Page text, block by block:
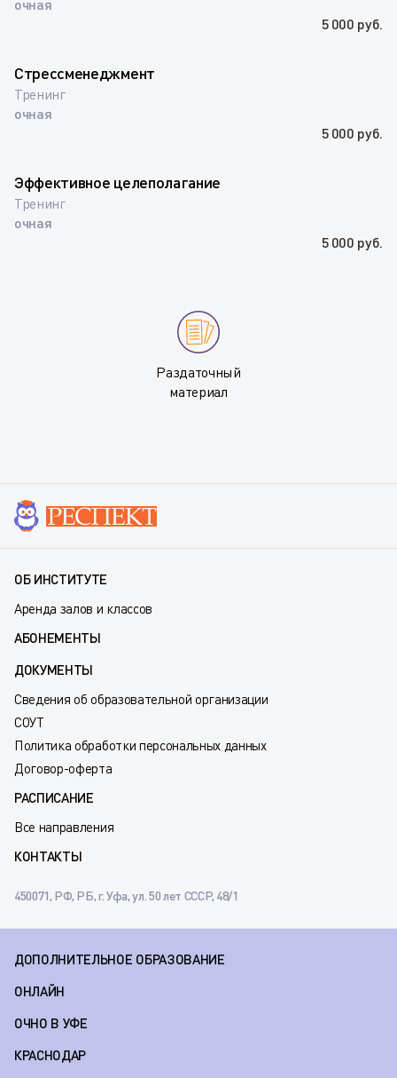
очная
5 000 руб.
Стрессменеджмент
Тренинг
очная
5 000 руб.
Эффективное целеполагание
Тренинг
очная
5 000 руб.
Раздаточный
материал
ОБ ИНСТИТУТЕ
Аренда залов и классов
АБОНЕМЕНТЫ
ДОКУМЕНТЫ
Сведения об образовательной организации
СОУТ
Политика обработки персональных данных
Договор-оферта
РАСПИСАНИЕ
Все направления
КОНТАКТЫ
450071, РФ, РБ, г. Уфа, ул. 50 лет СССР, 48/1
ДОПОЛНИТЕЛЬНОЕ ОБРАЗОВАНИЕ
ОНЛАЙН
ОЧНО В УФЕ
КРАСНОДАР